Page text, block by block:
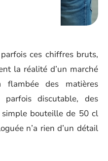
ces chiffres bruts,
la réalité d’un marché
des matières
parfois discutable, des
bouteille de 50 cl
n’a rien d’un détail